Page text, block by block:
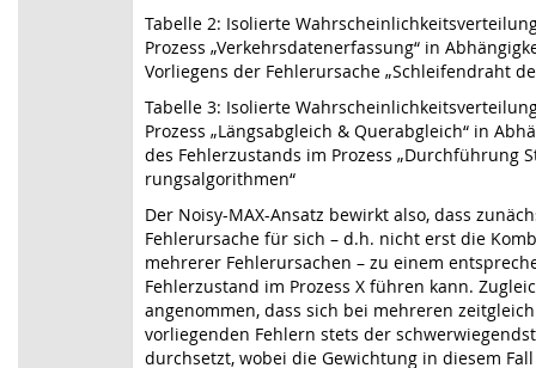
Tabelle 2: Isolierte
Prozess „Verkehrsdatenerfassung“ in
Vorliegens der Fehlerursache „Schleifendraht
Tabelle 3: Isolierte
Prozess „Längsabgleich & Querabgleich“ in
des Fehlerzustands im Prozess „Durchführung
rungsalgorithmen“
Der Noisy-MAX-Ansatz bewirkt also, dass
Fehlerursache für sich – d.h. nicht erst die
mehrerer Fehlerursachen – zu einem
Fehlerzustand im Prozess X führen kann.
angenommen, dass sich bei mehreren zeitgleich
vorliegenden Fehlern stets der
durchsetzt, wobei die Gewichtung in diesem